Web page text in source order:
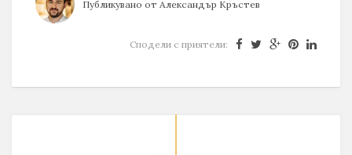
Публикувано от Александър Кръстев
Сподели с приятели: